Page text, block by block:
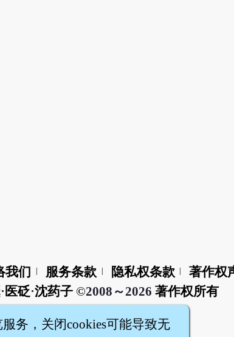
我们 服务条款 隐私权条款
著作权
医砭·沈药子©2008～2026 著作权所有
务，关闭cookies可能导致无